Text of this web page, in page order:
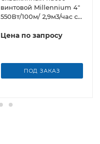
винтовой Millennium 4"
550Вт/100м/ 2,9м3/час с
корпусом
Цена по запросу
ПОД ЗАКАЗ